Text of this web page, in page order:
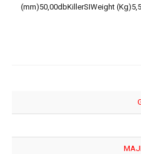
(mm)50,00dbKillerSIWeight